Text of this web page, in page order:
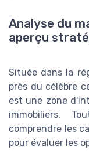
Analyse du
aperçu
Située dans la
près du célèbre
est une zone
immobiliers.
comprendre les
pour évaluer les